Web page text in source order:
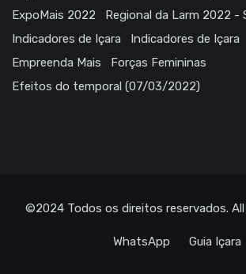
ExpoMais 2022
Regional da Larm 2022 -
Indicadores de Içara
Indicadores de Içara
Empreenda Mais
Forças Femininas
Efeitos do temporal (07/03/2022)
©2024 Todos os direitos reservados.
WhatsApp Guia Içara